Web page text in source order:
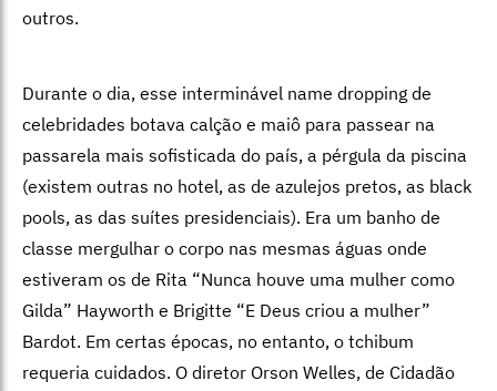
outros.
Durante o dia, esse interminável name dropping de
celebridades botava calção e maiô para passear na
passarela mais sofisticada do país, a pérgula da piscina
(existem outras no hotel, as de azulejos pretos, as black
pools, as das suítes presidenciais). Era um banho de
classe mergulhar o corpo nas mesmas águas onde
estiveram os de Rita “Nunca houve uma mulher como
Gilda” Hayworth e Brigitte “E Deus criou a mulher”
Bardot. Em certas épocas, no entanto, o tchibum
requeria cuidados. O diretor Orson Welles, de Cidadão